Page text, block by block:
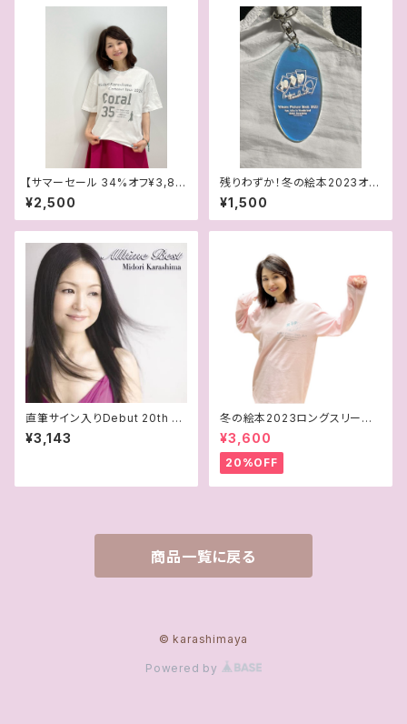
【サマーセール 34%オフ¥3,80
0→¥2,500】35周年記念「Cor
al」Tシャツ
¥2,500
残りわずか！冬の絵本2023オー
ロラアクリルキーホルダー
¥1,500
直筆サイン入りDebut 20th An
niversary Album『Alltime B
est』
¥3,143
冬の絵本2023ロングスリーブT
シャツ
¥3,600
20%OFF
商品一覧に戻る
© karashimaya
Powered by